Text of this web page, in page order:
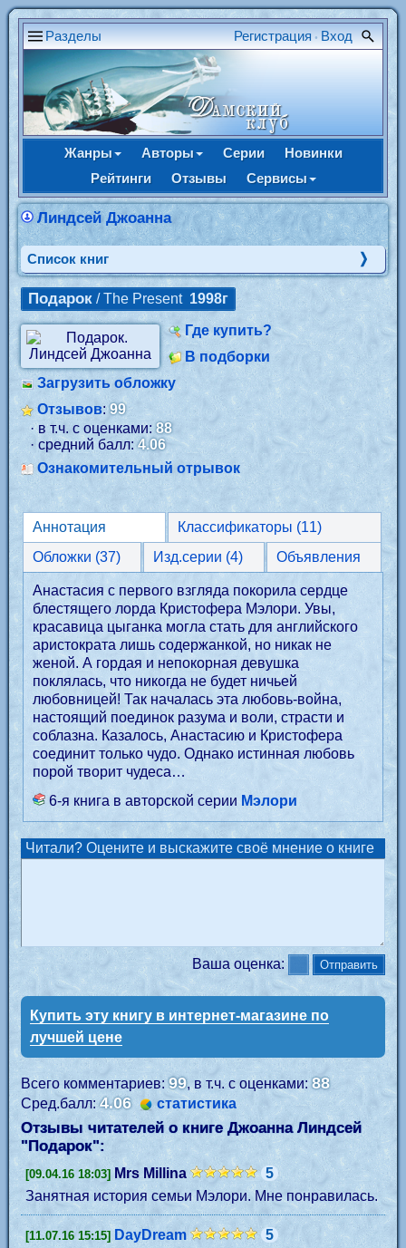
Разделы Регистрация • Вход
Жанры Авторы Серии
Новинки
Рейтинги
Отзывы Сервисы
Линдсей Джоанна
Cписок книг
Подарок / The Present 1998г
Где купить?
В подборки
Загрузить обложку
Отзывов:99
· в т.ч. с оценками:88
· средний балл:4.06
Ознакомительный отрывок
Аннотация
Классификаторы (11)
Обложки (37)
Изд.серии (4) Объявления
Анастасия с первого взгляда покорила сердце
блестящего лорда Кристофера Мэлори. Увы,
красавица цыганка могла стать для английского
аристократа лишь содержанкой, но никак не
женой. А гордая и непокорная девушка
поклялась, что никогда не будет ничьей
любовницей! Так началась эта любовь-война,
настоящий поединок разума и воли, страсти и
соблазна. Казалось, Анастасию и Кристофера
соединит только чудо. Однако истинная любовь
порой творит чудеса…
6-я книга в авторской серии Мэлори
Читали? Оцените и выскажите своё мнение о книге
Ваша оценка:
Купить эту книгу в интернет-магазине по
лучшей цене
Всего комментариев:99, в т.ч. с оценками: 88
Сред.балл:4.06 статистика
Отзывы читателей о книге Джоанна Линдсей
"Подарок":
[09.04.16 18:03] Mrs Millina
5
Занятная история семьи Мэлори. Мне понравилась.
[11.07.16 15:15] DayDream
5